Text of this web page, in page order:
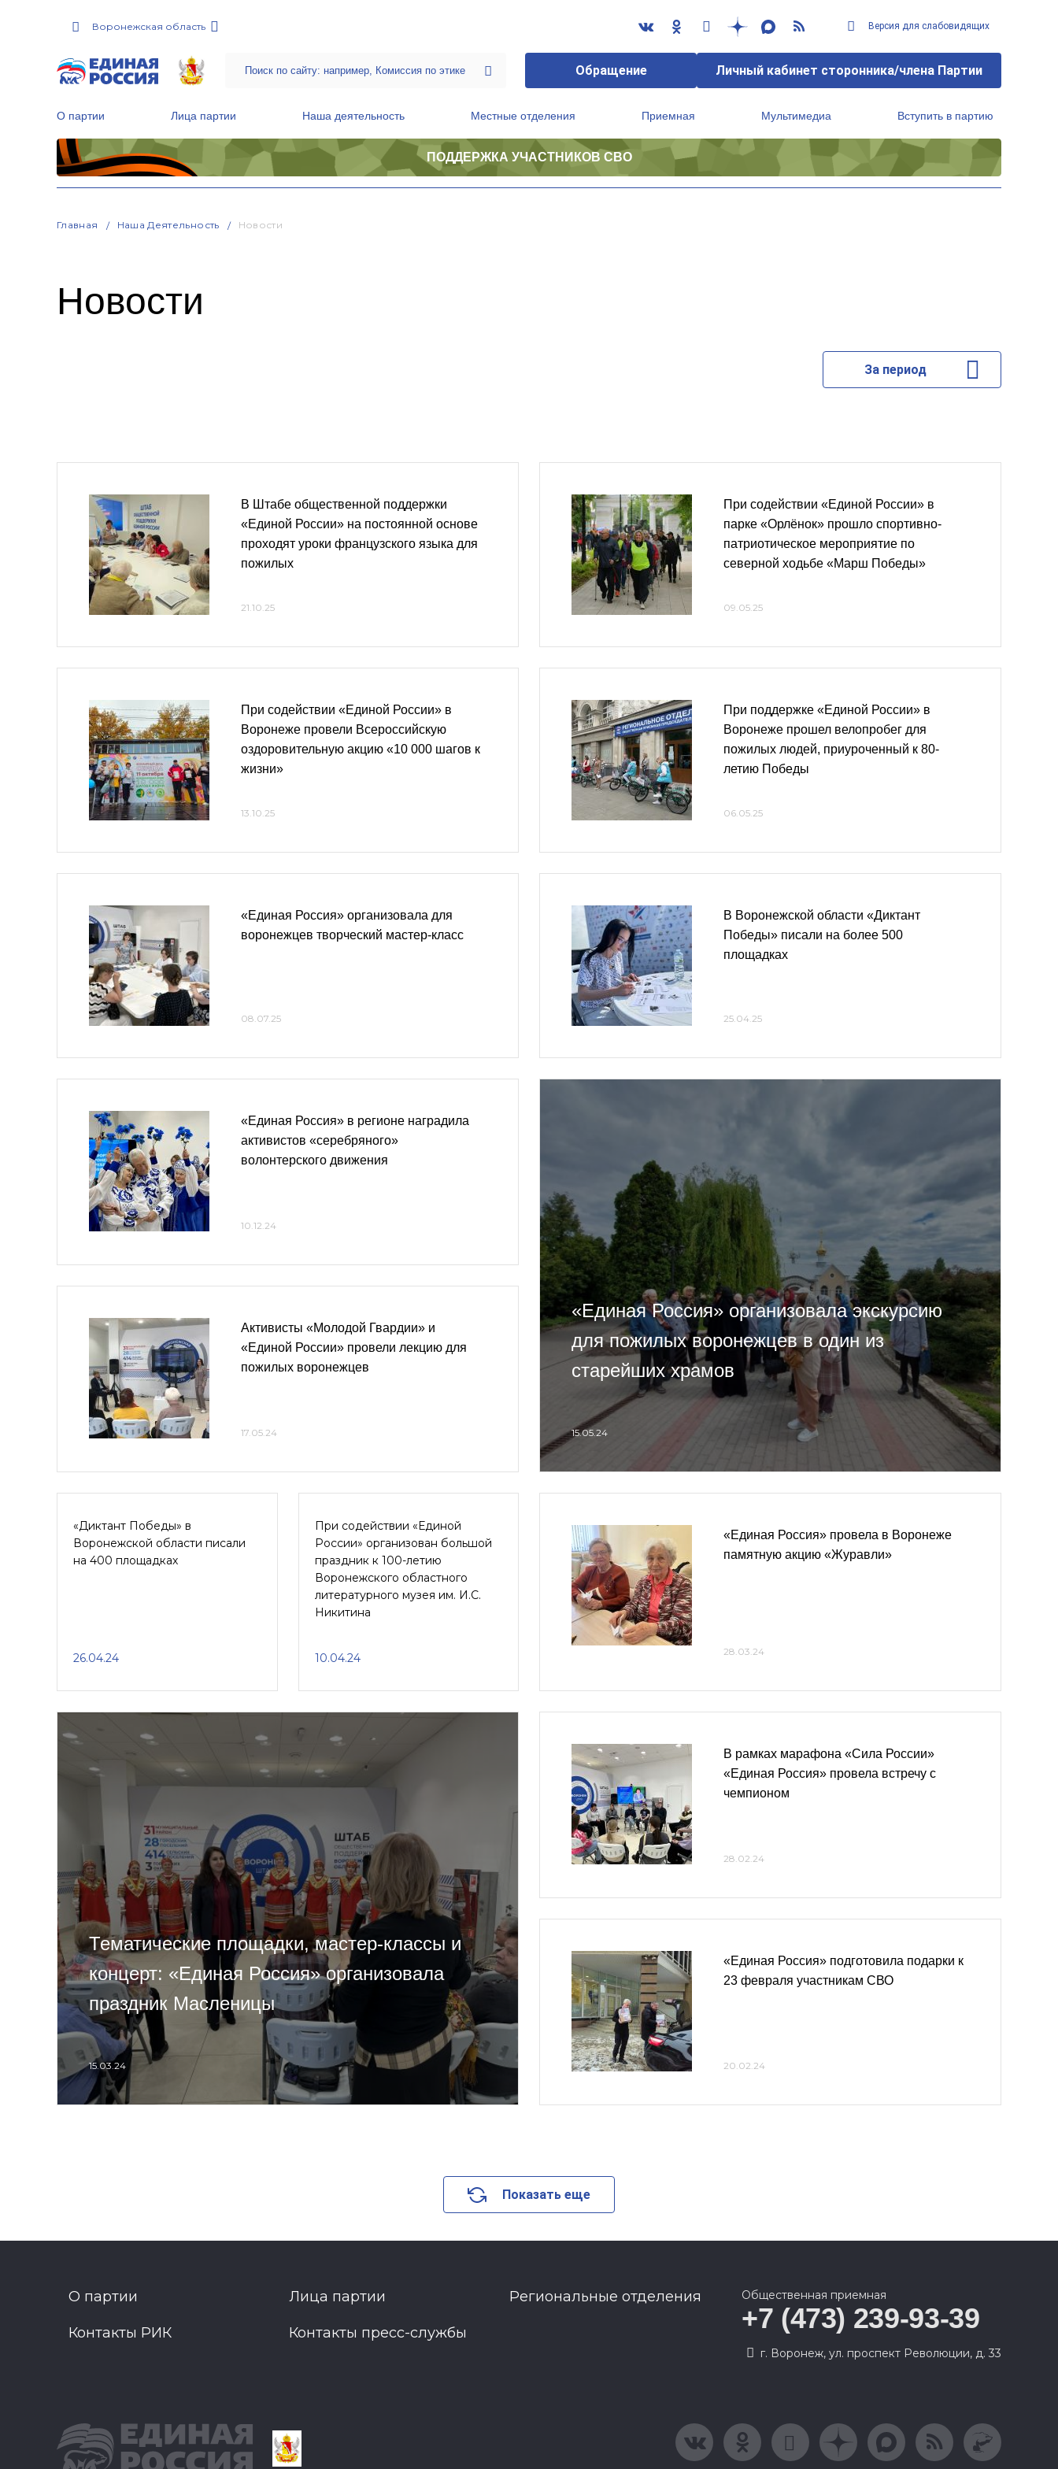
Воронежская область Версия для слабовидящих
Обращение Личный кабинет сторонника/члена Партии
О партии Лица партии Наша деятельность Местные отделения Приемная Мультимедиа Вступить в партию
ПОДДЕРЖКА УЧАСТНИКОВ СВО
Главная Наша Деятельность Новости
Новости
За период
В Штабе общественной поддержки
«Единой России» на постоянной основе
проходят уроки французского языка для
пожилых
21.10.25
При содействии «Единой России» в
Воронеже провели Всероссийскую
оздоровительную акцию «10 000 шагов к
жизни»
13.10.25
«Единая Россия» организовала для
воронежцев творческий мастер-класс
08.07.25
При содействии «Единой России» в
парке «Орлёнок» прошло спортивно-
патриотическое мероприятие по
северной ходьбе «Марш Победы»
09.05.25
При поддержке «Единой России» в
Воронеже прошел велопробег для
пожилых людей, приуроченный к 80-
летию Победы
06.05.25
В Воронежской области «Диктант
Победы» писали на более 500
площадках
25.04.25
«Единая Россия» в регионе наградила
активистов «серебряного»
волонтерского движения
10.12.24
Активисты «Молодой Гвардии» и
«Единой России» провели лекцию для
пожилых воронежцев
17.05.24
«Единая Россия» организовала экскурсию
для пожилых воронежцев в один из
старейших храмов
15.05.24
«Диктант Победы» в
Воронежской области писали
на 400 площадках
26.04.24
При содействии «Единой
России» организован большой
праздник к 100-летию
Воронежского областного
литературного музея им. И.С.
Никитина
10.04.24
«Единая Россия» провела в Воронеже
памятную акцию «Журавли»
28.03.24
Тематические площадки, мастер-классы и
концерт: «Единая Россия» организовала
праздник Масленицы
15.03.24
В рамках марафона «Сила России»
«Единая Россия» провела встречу с
чемпионом
28.02.24
«Единая Россия» подготовила подарки к
23 февраля участникам СВО
20.02.24
Показать еще
О партии Лица партии Региональные отделения
Контакты РИК Контакты пресс-службы
Общественная приемная
+7 (473) 239-93-39
г. Воронеж, ул. проспект Революции, д. 33